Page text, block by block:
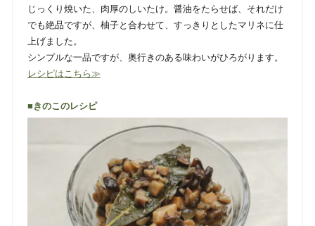
じっくり焼いた、肉厚のしいたけ。醤油をたらせば、それだけ
でも絶品ですが、柚子と合わせて、すっきりとしたマリネに仕
上げました。
シンプルな一品ですが、奥行きのある味わいがひろがります。
レシピはこちら≫
■きのこのレシピ